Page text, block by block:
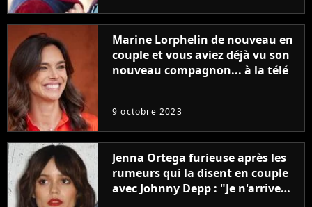
Marine Lorphelin de nouveau en
couple et vous aviez déjà vu son
nouveau compagnon... à la télé
9 octobre 2023
Jenna Ortega furieuse après les
rumeurs qui la disent en couple
avec Johnny Depp : "Je n'arrive